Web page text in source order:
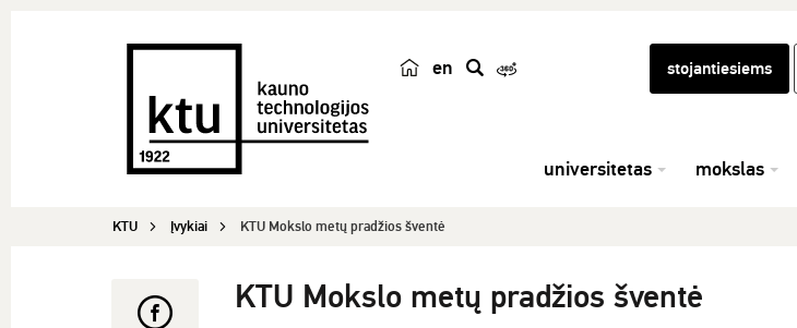
en stojantiesiems
universitetas mokslas
KTU Įvykiai KTU Mokslo metų pradžios šventė
KTU Mokslo metų pradžios šventė